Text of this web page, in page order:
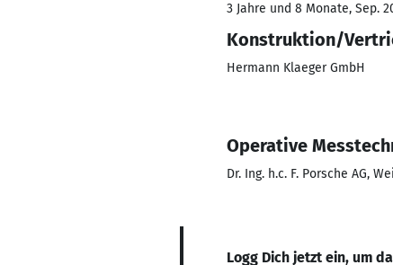
3 Jahre und 8 Monate, Sep.
Konstruktion/
Hermann Klaeger GmbH
Operative
Dr. Ing. h.c. F. Porsche AG,
Logg Dich jetzt ein, um